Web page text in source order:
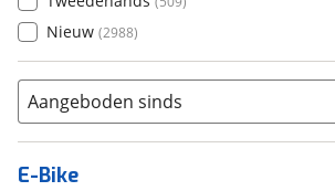
Nieuw (2988)
Aangeboden sinds
E-Bike